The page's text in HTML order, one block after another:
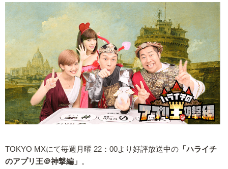
TOKYO MXにて毎週月曜 22：00より好評放送中の 「ハライチ
のアプリ王＠神撃編」
。